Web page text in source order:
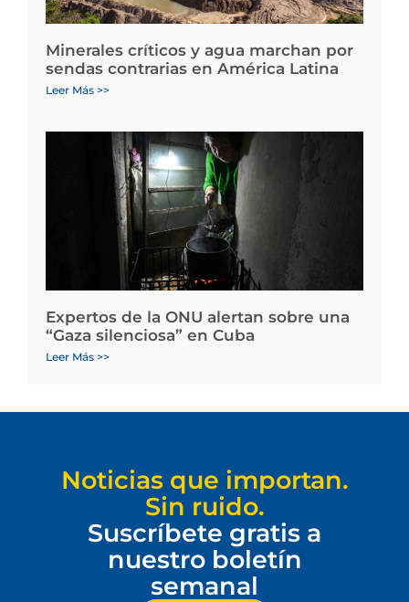
Minerales críticos y agua marchan por
sendas contrarias en América Latina
Leer Más >>
Expertos de la ONU alertan sobre una
“Gaza silenciosa” en Cuba
Leer Más >>
Noticias que importan.
Sin ruido.
Suscríbete gratis a
nuestro boletín
semanal